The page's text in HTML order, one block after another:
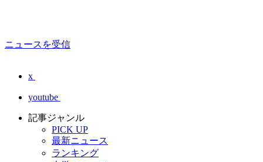
ニュースを受信
x
youtube
記事ジャンル
PICK UP
最新ニュース
ランキング